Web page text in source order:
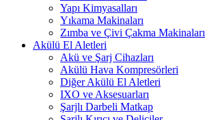
Yapı Kimyasalları
Yıkama Makinaları
Zımba ve Çivi Çakma Makinaları
Akülü El Aletleri
Akü ve Şarj Cihazları
Akülü Hava Kompresörleri
Diğer Akülü El Aletleri
IXO ve Aksesuarları
Şarjlı Darbeli Matkap